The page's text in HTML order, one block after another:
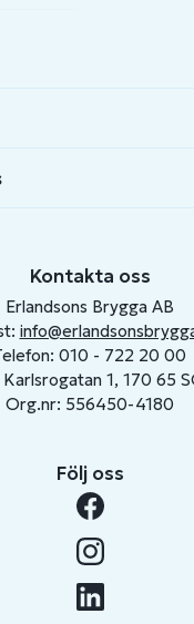
Kontakta oss
Erlandsons Brygga AB
010 - 722 20 00
1, 170 65
Org.nr: 556450-4180
Följ oss